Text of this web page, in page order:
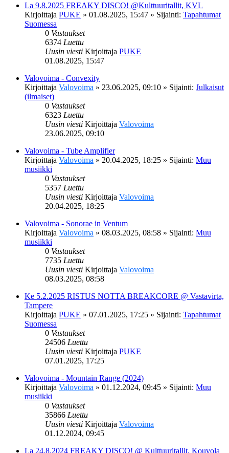
La 9.8.2025 FREAKY DISCO! @Kulttuuritallit, KVL
Kirjoittaja PUKE » 01.08.2025, 15:47 » Sijainti: Tapahtumat
Suomessa
0 Vastaukset
6374 Luettu
Uusin viesti Kirjoittaja PUKE
01.08.2025, 15:47
Valovoima - Convexity
Kirjoittaja Valovoima » 23.06.2025, 09:10 » Sijainti: Julkaisut
(ilmaiset)
0 Vastaukset
6323 Luettu
Uusin viesti Kirjoittaja Valovoima
23.06.2025, 09:10
Valovoima - Tube Amplifier
Kirjoittaja Valovoima » 20.04.2025, 18:25 » Sijainti: Muu
musiikki
0 Vastaukset
5357 Luettu
Uusin viesti Kirjoittaja Valovoima
20.04.2025, 18:25
Valovoima - Sonorae in Ventum
Kirjoittaja Valovoima » 08.03.2025, 08:58 » Sijainti: Muu
musiikki
0 Vastaukset
7735 Luettu
Uusin viesti Kirjoittaja Valovoima
08.03.2025, 08:58
Ke 5.2.2025 RISTUS NOTTA BREAKCORE @ Vastavirta,
Tampere
Kirjoittaja PUKE » 07.01.2025, 17:25 » Sijainti: Tapahtumat
Suomessa
0 Vastaukset
24506 Luettu
Uusin viesti Kirjoittaja PUKE
07.01.2025, 17:25
Valovoima - Mountain Range (2024)
Kirjoittaja Valovoima » 01.12.2024, 09:45 » Sijainti: Muu
musiikki
0 Vastaukset
35866 Luettu
Uusin viesti Kirjoittaja Valovoima
01.12.2024, 09:45
La 24.8.2024 FREAKY DISCO! @ Kulttuuritallit, Kouvola